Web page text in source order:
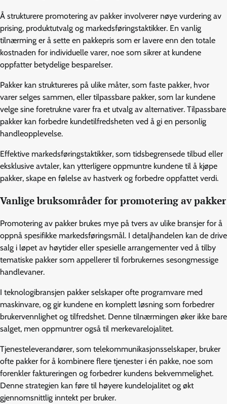
Å strukturere promotering av pakker involverer nøye vurdering av
prising, produktutvalg og markedsføringstaktikker. En vanlig
tilnærming er å sette en pakkepris som er lavere enn den totale
kostnaden for individuelle varer, noe som sikrer at kundene
oppfatter betydelige besparelser.
Pakker kan struktureres på ulike måter, som faste pakker, hvor
varer selges sammen, eller tilpassbare pakker, som lar kundene
velge sine foretrukne varer fra et utvalg av alternativer. Tilpassbare
pakker kan forbedre kundetilfredsheten ved å gi en personlig
handleopplevelse.
Effektive markedsføringstaktikker, som tidsbegrensede tilbud eller
eksklusive avtaler, kan ytterligere oppmuntre kundene til å kjøpe
pakker, skape en følelse av hastverk og forbedre oppfattet verdi.
Vanlige bruksområder for promotering av pakker
Promotering av pakker brukes mye på tvers av ulike bransjer for å
oppnå spesifikke markedsføringsmål. I detaljhandelen kan de drive
salg i løpet av høytider eller spesielle arrangementer ved å tilby
tematiske pakker som appellerer til forbrukernes sesongmessige
handlevaner.
I teknologibransjen pakker selskaper ofte programvare med
maskinvare, og gir kundene en komplett løsning som forbedrer
brukervennlighet og tilfredshet. Denne tilnærmingen øker ikke bare
salget, men oppmuntrer også til merkevarelojalitet.
Tjenesteleverandører, som telekommunikasjonsselskaper, bruker
ofte pakker for å kombinere flere tjenester i én pakke, noe som
forenkler faktureringen og forbedrer kundens bekvemmelighet.
Denne strategien kan føre til høyere kundelojalitet og økt
gjennomsnittlig inntekt per bruker.